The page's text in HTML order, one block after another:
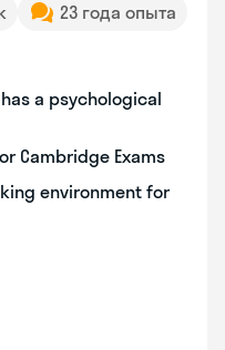
23 года опыта
has a psychological
Cambridge Exams
environment for